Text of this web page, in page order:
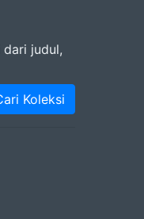
judul,
Koleksi